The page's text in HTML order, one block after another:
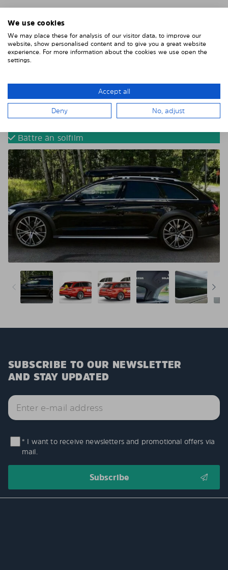
Du har de samme egenskapene som en solfilm for
bilen med våres solskjerming. Reduserer varmen,
fjerner 90% av direkte sollys. Solskjerming for bilen
din som også er kollisjonstestet av svenske VTI og
godkjent av tyske TÜF.
Enklare och smartare än solfilm
Montera enkelt på 15 minuter
Tona dina bilrutor utan solfilm
Bättre än solfilm
SUBSCRIBE TO OUR NEWSLETTER
AND STAY UPDATED
* I want to receive newsletters and promotional offers via
mail.
We use cookies
We may place these for analysis of our visitor data, to improve our
website, show personalised content and to give you a great website
experience. For more information about the cookies we use open the
settings.
Accept all
Deny No, adjust